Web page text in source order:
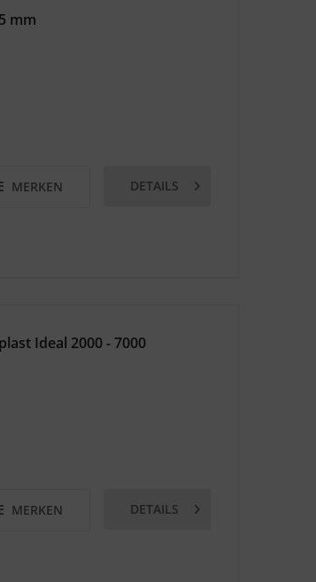
mm
MERKEN DETAILS
Ideal 2000 - 7000
MERKEN DETAILS